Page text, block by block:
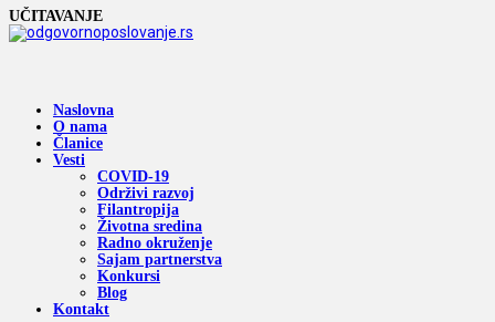
UČITAVANJE
Naslovna
O nama
Članice
Vesti
COVID-19
Održivi razvoj
Filantropija
Životna sredina
Radno okruženje
Sajam partnerstva
Konkursi
Blog
Kontakt